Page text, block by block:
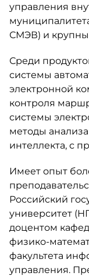
управления
СМЭВ) и
Среди
системы
электронной
контроля
системы
методы
интеллекта, с
Имеет опыт
Российский
университет
доцентом
физико-
факультета
управления.